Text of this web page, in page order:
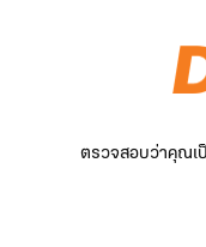
ตรวจสอบว่าคุณเ